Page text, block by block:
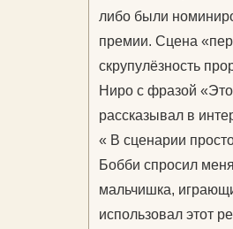
либо были
премии. Сцена
скрупулёзность
Ниро с фразой
рассказывал в
« В сценарии
Бобби спросил
мальчишка,
использовал этот